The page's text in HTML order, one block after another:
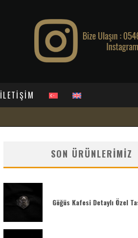
İLETİŞİM
SON ÜRÜNLERIMIZ
Göğüs Kafesi Detaylı Özel